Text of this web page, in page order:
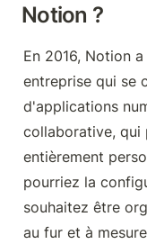
Notion ?
En 2016, Notion
entreprise qui se
d'applications
collaborative, qui
entièrement
pourriez la
souhaitez être
au fur et à